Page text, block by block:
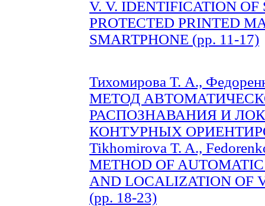
V. V. IDENTIFICATION OF
PROTECTED PRINTED
SMARTPHONE (pp. 11-17)
Тихомирова Т. А.,
МЕТОД
РАСПОЗНАВАНИЯ И
КОНТУРНЫХ
Tikhomirova T. A.,
METHOD OF
AND LOCALIZATION OF
(pp. 18-23)